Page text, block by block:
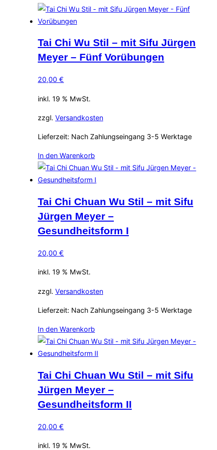
Tai Chi Wu Stil – mit Sifu Jürgen
Meyer – Fünf Vorübungen
20,00 €
inkl. 19 % MwSt.
zzgl. Versandkosten
Lieferzeit: Nach Zahlungseingang 3-5 Werktage
In den Warenkorb
Tai Chi Chuan Wu Stil – mit Sifu
Jürgen Meyer –
Gesundheitsform I
20,00 €
inkl. 19 % MwSt.
zzgl. Versandkosten
Lieferzeit: Nach Zahlungseingang 3-5 Werktage
In den Warenkorb
Tai Chi Chuan Wu Stil – mit Sifu
Jürgen Meyer –
Gesundheitsform II
20,00 €
inkl. 19 % MwSt.